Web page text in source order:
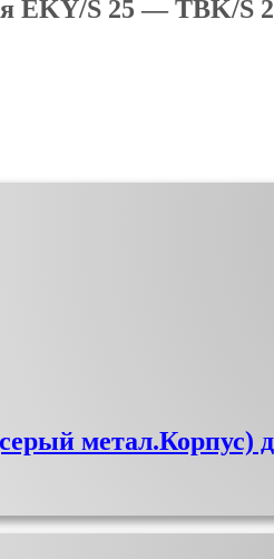
EKY/S 25 — TBK/S
метал.Корпус)